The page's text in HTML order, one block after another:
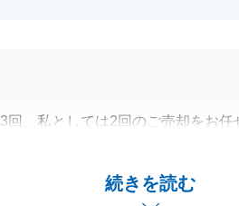
続きを読む
回、私としては2回のご売却をお任
や、一緒に販売戦略を考えてくださ
にお取引を完了することができまし